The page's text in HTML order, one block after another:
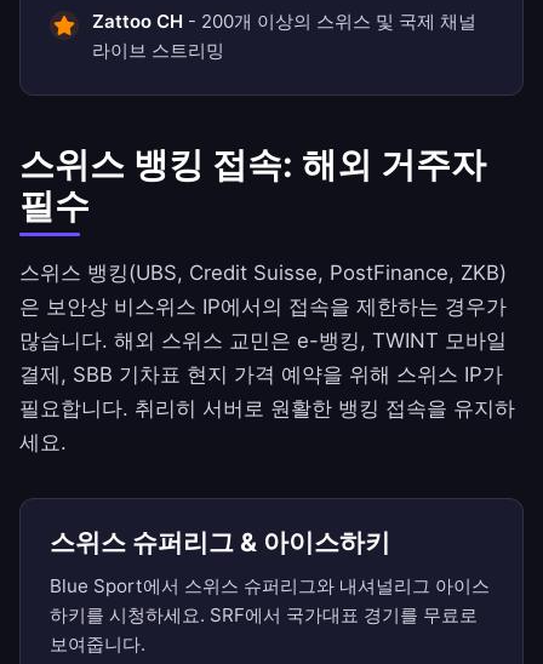
Zattoo CH - 200개 이상의 스위스 및 국제 채널
라이브 스트리밍
스위스 뱅킹 접속: 해외 거주자
필수
스위스 뱅킹(UBS, Credit Suisse, PostFinance, ZKB)
은 보안상 비스위스 IP에서의 접속을 제한하는 경우가
많습니다. 해외 스위스 교민은 e-뱅킹, TWINT 모바일
결제, SBB 기차표 현지 가격 예약을 위해 스위스 IP가
필요합니다. 취리히 서버로 원활한 뱅킹 접속을 유지하
세요.
스위스 슈퍼리그 & 아이스하키
Blue Sport에서 스위스 슈퍼리그와 내셔널리그 아이스
하키를 시청하세요. SRF에서 국가대표 경기를 무료로
보여줍니다.